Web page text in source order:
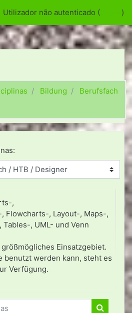
Utilizador não autenticado ( )
Bildung
Berufsfach
,
Flowcharts-, Layout-, Maps-,
, UML- und Venn
Einsatzgebiet.
benutzt werden kann, steht es
Verfügung.